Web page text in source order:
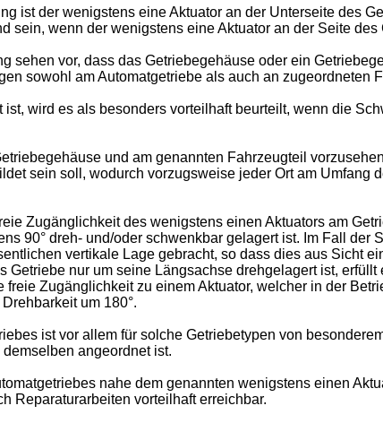
ist der wenigstens eine Aktuator an der Unterseite des
sein, wenn der wenigstens eine Aktuator an der Seite
sehen vor, dass das Getriebegehäuse oder ein
sowohl am Automatgetriebe als auch an zugeordneten
wird es als besonders vorteilhaft beurteilt, wenn die
und am genannten Fahrzeugteil
sein soll, wodurch vorzugsweise jeder Ort am Umfang
Zugänglichkeit des wenigstens einen Aktuators am
90° dreh- und/oder schwenkbar gelagert ist. Im Fall der
vertikale Lage gebracht, so dass dies aus Sicht
nur um seine Längsachse drehgelagert ist,
Zugänglichkeit zu einem Aktuator, welcher in der
um 180°.
ist vor allem für solche Getriebetypen von
angeordnet ist.
nahe dem genannten wenigstens einen
Reparaturarbeiten vorteilhaft erreichbar.